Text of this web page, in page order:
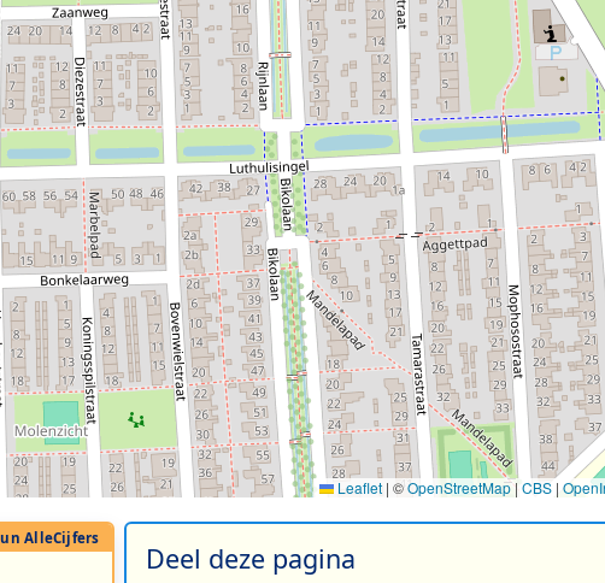
Leaflet | ©OpenStreetMap| CBS |
Deel deze pagina